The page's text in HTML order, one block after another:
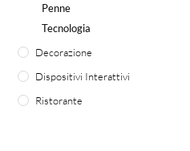
Penne
Tecnologia
Decorazione
Dispositivi Interattivi
Ristorante